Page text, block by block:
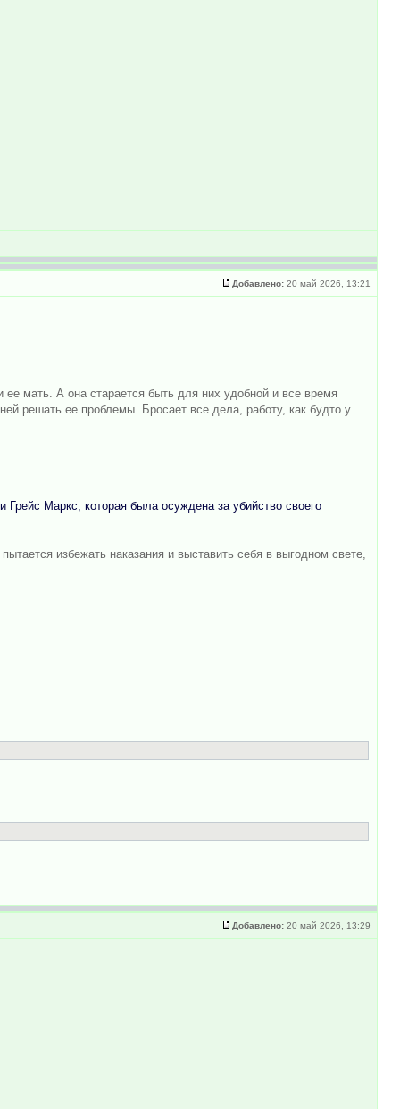
Добавлено: 20 май 2026, 13:21
мать. А она старается быть для них удобной и все время
решать ее проблемы. Бросает все дела, работу, как будто у
Маркс, которая была осуждена за убийство своего
избежать наказания и выставить себя в выгодном свете,
Добавлено: 20 май 2026, 13:29